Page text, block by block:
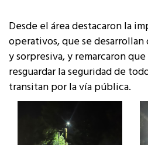
Desde el área destacaron la
operativos, que se
y sorpresiva, y remarcaron
resguardar la seguridad de
transitan por la vía pública.